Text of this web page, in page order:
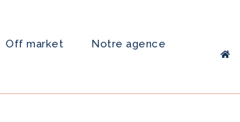
Off market Notre agence